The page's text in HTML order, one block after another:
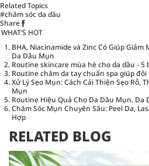
Related Topics
#chăm sóc da dầu
Share
WHAT’S HOT
BHA, Niacinamide và Zinc Có Giúp
Da Dầu Mụn
Routine skincare mùa hè cho da dầu - 5
Routine chăm da tay chuẩn spa giúp đôi
Xử Lý Sẹo Mụn: Cách Cải Thiện Sẹo Rỗ,
Mụn
Routine Hiệu Quả Cho Da Dầu Mụn, Da
Chăm Sóc Mụn Chuyên Sâu: Peel Da,
Hợp
RELATED BLOG